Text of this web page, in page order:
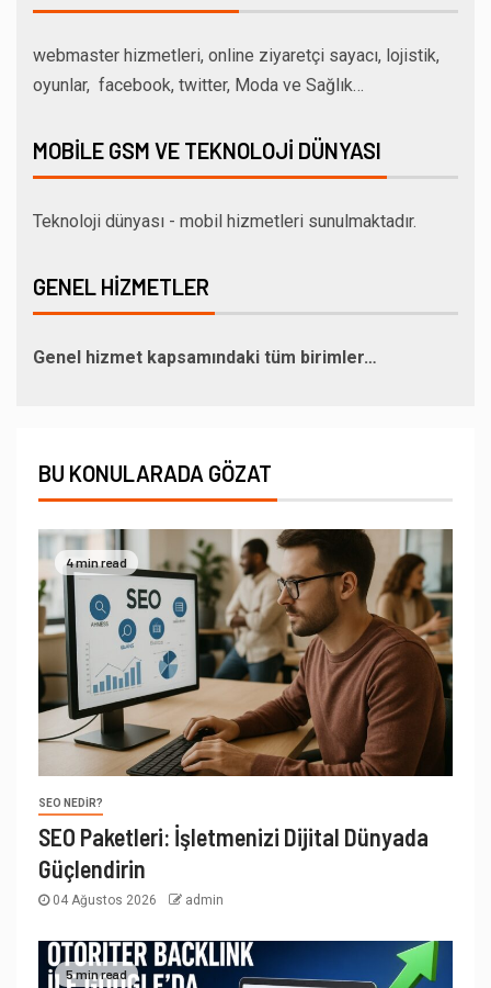
webmaster hizmetleri, online ziyaretçi sayacı, lojistik,
oyunlar, facebook, twitter, Moda ve Sağlık…
MOBILE GSM VE TEKNOLOJI DÜNYASI
Teknoloji dünyası - mobil hizmetleri sunulmaktadır.
GENEL HIZMETLER
Genel hizmet kapsamındaki tüm birimler…
BU KONULARADA GÖZAT
4 min read
SEO NEDIR?
SEO Paketleri: İşletmenizi Dijital Dünyada
Güçlendirin
04 Ağustos 2026 admin
5 min read